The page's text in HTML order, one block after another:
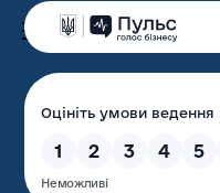
державна